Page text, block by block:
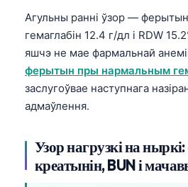
Агульны ранні ўзор —
гемаглабін 12.4 г/дл і RDW
яшчэ не мае фармальнай
ферытын пры нармальным
заслугоўвае наступнага
адмаўлення.
Узор нагрузкі на
креатынін, BUN і
Basa Jawa
ئۇيغۇرچە
Кыргызча
Татар теле
Esperanto
Frysk